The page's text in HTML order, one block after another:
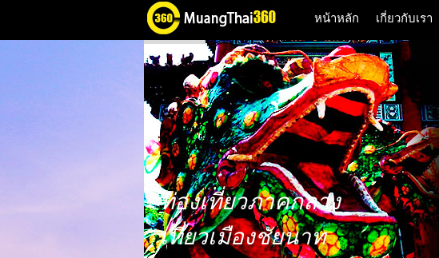
หน้าหลัก เกี่ยวกับเรา
ท่องเที่ยวภาคกลาง
เที่ยวเมืองชัยนาท